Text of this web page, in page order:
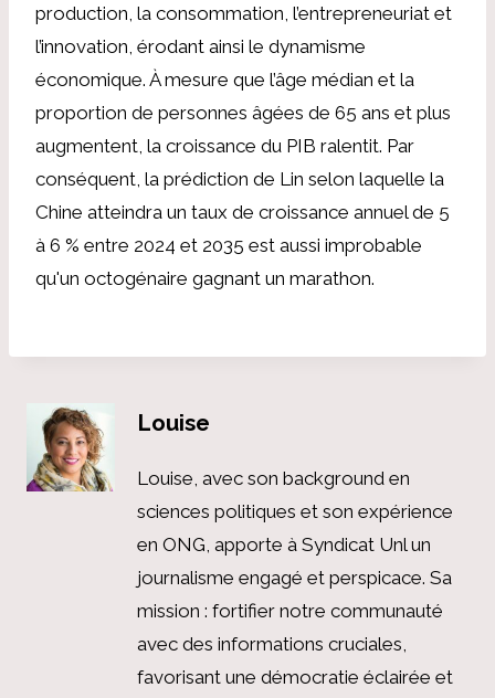
production, la consommation, l’entrepreneuriat et
l’innovation, érodant ainsi le dynamisme
économique. À mesure que l’âge médian et la
proportion de personnes âgées de 65 ans et plus
augmentent, la croissance du PIB ralentit. Par
conséquent, la prédiction de Lin selon laquelle la
Chine atteindra un taux de croissance annuel de 5
à 6 % entre 2024 et 2035 est aussi improbable
qu'un octogénaire gagnant un marathon.
Louise
Louise, avec son background en
sciences politiques et son expérience
en ONG, apporte à Syndicat Unl un
journalisme engagé et perspicace. Sa
mission : fortifier notre communauté
avec des informations cruciales,
favorisant une démocratie éclairée et